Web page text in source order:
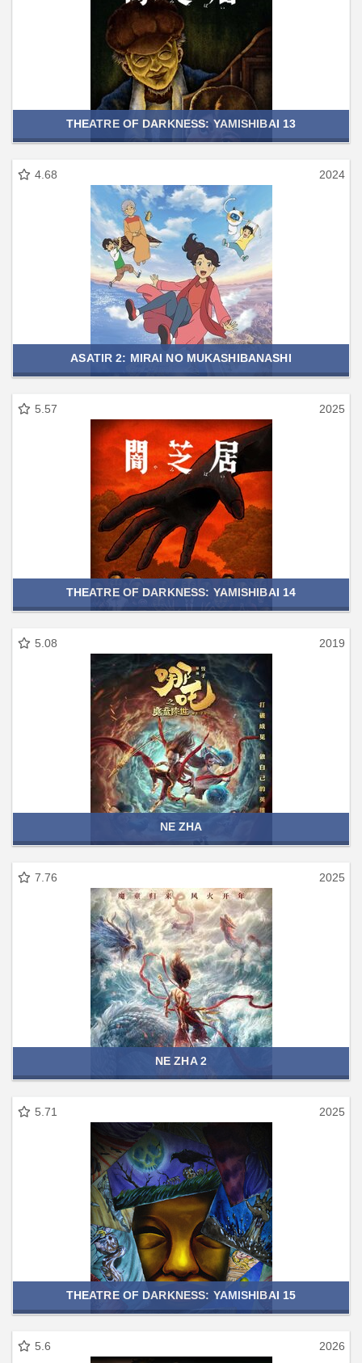
THEATRE OF DARKNESS: YAMISHIBAI 13
4.68 2024
ASATIR 2: MIRAI NO MUKASHIBANASHI
5.57 2025
THEATRE OF DARKNESS: YAMISHIBAI 14
5.08 2019
NE ZHA
7.76 2025
NE ZHA 2
5.71 2025
THEATRE OF DARKNESS: YAMISHIBAI 15
5.6 2026